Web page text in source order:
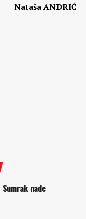
Nataša ANDRIĆ
Sumrak nade